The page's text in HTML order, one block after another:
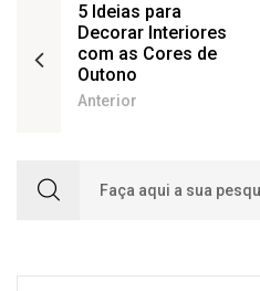
5 Ideias para
Decorar Interiores
com as Cores de
Outono
Anterior
Search for: